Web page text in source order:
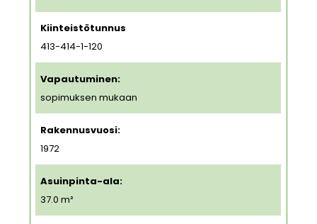
Kiinteistötunnus
413-414-1-120
Vapautuminen:
sopimuksen mukaan
Rakennusvuosi:
1972
Asuinpinta-ala:
37.0 m²